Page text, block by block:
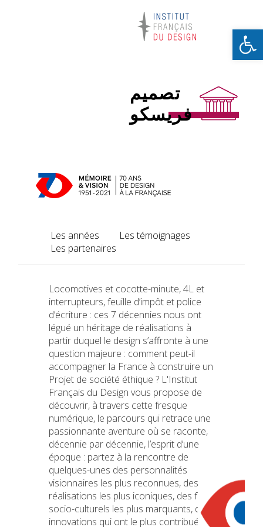
Ouvrir la barre d’outils
تصميم
فريسكو